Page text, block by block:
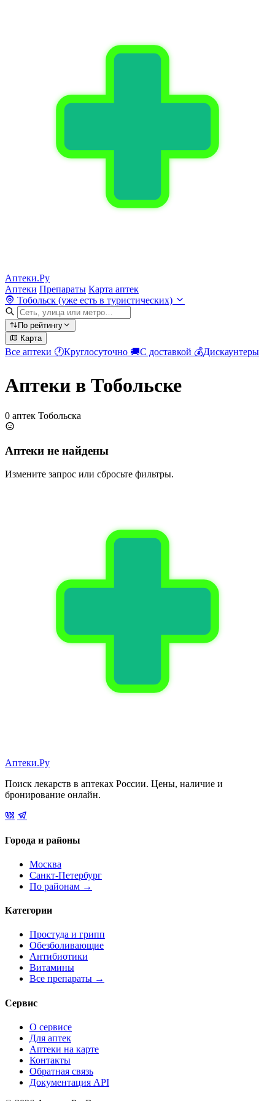
Аптеки.Ру
Аптеки Препараты Карта аптек
Тобольск (уже есть в туристических)
По рейтингу
Карта
Все аптеки 🕐Круглосуточно 🚚С доставкой 💰Дискаунтеры
Аптеки в Тобольске
0 аптек Тобольска
Аптеки не найдены
Измените запрос или сбросьте фильтры.
Аптеки.Ру
Поиск лекарств в аптеках России. Цены, наличие и
бронирование онлайн.
Города и районы
Москва
Санкт-Петербург
По районам →
Категории
Простуда и грипп
Обезболивающие
Антибиотики
Витамины
Все препараты →
Сервис
О сервисе
Для аптек
Аптеки на карте
Контакты
Обратная связь
Документация API